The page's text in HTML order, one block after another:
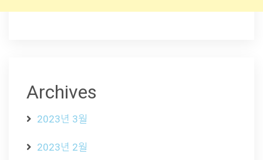
Archives
2023년 3월
2023년 2월